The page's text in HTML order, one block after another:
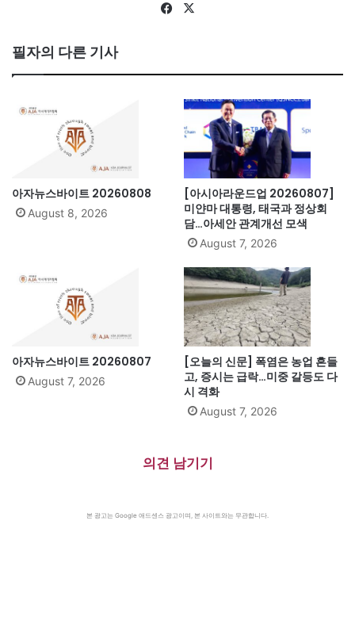
Fa
필자의 다른 기사
아자뉴스바이트 20260808
August 8, 2026
[아시아라운드업 20260807]
미얀마 대통령, 태국과 정상회
담…아세안 관계개선 모색
August 7, 2026
아자뉴스바이트 20260807
August 7, 2026
[오늘의 신문] 폭염은 농업 흔들
고, 증시는 급락…미중 갈등도 다
시 격화
August 7, 2026
의견 남기기
본 광고는 Google 애드센스 광고이며, 본 사이트와는 무관합니다.